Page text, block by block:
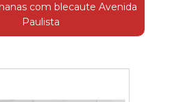
com blecaute Avenida
Paulista